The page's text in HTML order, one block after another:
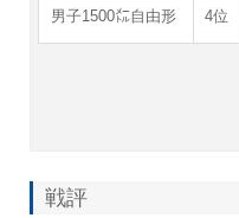
男子1500㍍自由形 4位
戦評